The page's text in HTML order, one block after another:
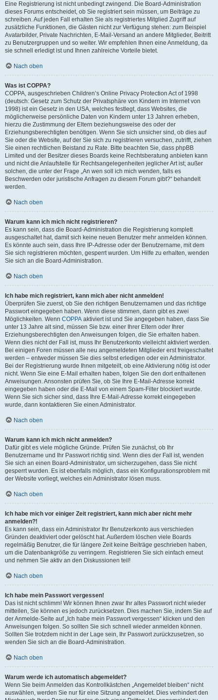
Eine Registrierung ist nicht unbedingt zwingend. Die Board-Administration
dieses Forums entscheidet, ob Sie registriert sein müssen, um Beiträge zu
schreiben. Auf jeden Fall erhalten Sie als registriertes Mitglied Zugriff auf
zusätzliche Funktionen, die Gästen nicht zur Verfügung stehen: zum Beispiel
Avatarbilder, Private Nachrichten, E-Mail-Versand an andere Mitglieder, Beitritt
zu Benutzergruppen und so weiter. Wir empfehlen Ihnen eine Anmeldung, da
sie schnell erledigt ist und Ihnen zahlreiche Vorteile bietet.
Nach oben
Was ist COPPA?
COPPA, ausgeschrieben Children’s Online Privacy Protection Act of 1998
(deutsch: Gesetz zum Schutz der Privatsphäre von Kindern im Internet von
1998) ist ein Gesetz in den USA, welches festlegt, dass Websites, die
möglicherweise persönliche Daten von Kindern unter 13 Jahren erheben,
hierzu die Zustimmung der Eltern beziehungsweise des oder der
Erziehungsberechtigten benötigen. Wenn Sie sich unsicher sind, ob dies auf
Sie oder die Website, auf der Sie sich zu registrieren versuchen, zutrifft, ziehen
Sie einen rechtlichen Beistand zu Rate. Bitte beachten Sie, dass phpBB
Limited und der Besitzer dieses Boards keine Rechtsberatung anbieten kann
und nicht die Anlaufstelle für Rechtsangelegenheiten jeglicher Art ist; außer
solchen, die unter der Frage „An wen soll ich mich wenden, falls es
Beschwerden oder juristische Anfragen zu diesem Forum gibt?“ behandelt
werden.
Nach oben
Warum kann ich mich nicht registrieren?
Es kann sein, dass die Board-Administration die Registrierung komplett
ausgeschaltet hat, damit sich keine neuen Benutzer mehr anmelden können.
Es könnte auch sein, dass Ihre IP-Adresse oder der Benutzername, mit dem
Sie sich registrieren möchten, gesperrt wurden. Um Hilfe zu erhalten, wenden
Sie sich an die Board-Administration.
Nach oben
Ich habe mich registriert, kann mich aber nicht anmelden!
Überprüfen Sie zuerst, ob Sie den richtigen Benutzernamen und das richtige
Passwort eingegeben haben. Wenn diese stimmen, dann gibt es zwei
Möglichkeiten. Wenn COPPA aktiviert ist und Sie angegeben haben, dass Sie
unter 13 Jahre alt sind, müssen Sie bzw. einer Ihrer Eltern oder Ihrer
Erziehungsberechtigten den Anweisungen folgen, die Sie erhalten haben.
Wenn dies nicht der Fall ist, muss Ihr Benutzerkonto vielleicht aktiviert werden.
Bei einigen Foren müssen alle neu angemeldeten Mitglieder erst freigeschaltet
werden – entweder müssen Sie dies selbst erledigen oder ein Administrator.
Bei der Registrierung wurde Ihnen mitgeteilt, ob eine Aktivierung nötig ist oder
nicht. Wenn Sie eine E-Mail erhalten haben, folgen Sie den dort enthaltenen
Anweisungen. Ansonsten prüfen Sie, ob Sie Ihre E-Mail-Adresse korrekt
eingegeben haben oder die E-Mail von einem Spam-Filter blockiert wurde.
Wenn Sie sich sicher sind, dass Ihre E-Mail-Adresse korrekt eingegeben
wurde, dann kontaktieren Sie einen Administrator.
Nach oben
Warum kann ich mich nicht anmelden?
Dafür gibt es viele mögliche Gründe. Prüfen Sie zunächst, ob Ihr
Benutzername und Ihr Passwort richtig sind. Wenn dies der Fall ist, wenden
Sie sich an einen Board-Administrator, um sicherzugehen, dass Sie nicht
gesperrt wurden. Es ist ebenfalls möglich, dass ein Konfigurationsproblem mit
der Website vorliegt, welches ein Administrator lösen muss.
Nach oben
Ich habe mich vor einiger Zeit registriert, kann mich aber nicht mehr
anmelden?!
Es kann sein, dass ein Administrator Ihr Benutzerkonto aus verschieden
Gründen deaktiviert oder gelöscht hat. Außerdem löschen viele Boards
regelmäßig Benutzer, die für längere Zeit keine Beiträge geschrieben haben,
um die Datenbankgröße zu verringern. Registrieren Sie sich einfach erneut
und nehmen Sie aktiv an den Diskussionen teil!
Nach oben
Ich habe mein Passwort vergessen!
Das ist nicht schlimm! Wir können Ihnen zwar Ihr altes Passwort nicht wieder
mitteilen, Sie können es jedoch zurücksetzen. Dies machen Sie, indem Sie auf
der Anmelde-Seite auf „Ich habe mein Passwort vergessen“ klicken und den
Anweisungen folgen. So sollten Sie sich schnell wieder anmelden können.
Sollten Sie trotzdem nicht in der Lage sein, Ihr Passwort zurückzusetzen, so
wenden Sie sich an die Board-Administration.
Nach oben
Warum werde ich automatisch abgemeldet?
Wenn Sie beim Anmelden das Kontrollkästchen „Angemeldet bleiben“ nicht
auswählen, werden Sie nur für eine Sitzung angemeldet. Dies verhindert den